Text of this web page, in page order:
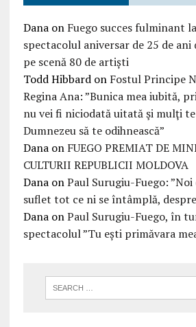
Danaon Fuego succes fulminant
spectacolul aniversar de 25 de ani
pe scenă 80 de artiști
Todd Hibbardon Fostul Principe
Regina Ana: ”Bunica mea iubită,
nu vei fi niciodată uitată şi mulţi
Dumnezeu să te odihnească”
Danaon FUEGO PREMIAT DE
CULTURII REPUBLICII MOLDOVA
DanaonPaul Surugiu-Fuego:
suflet tot ce ni se întâmplă,
DanaonPaul Surugiu-Fuego, în
spectacolul ”Tu ești primăvara